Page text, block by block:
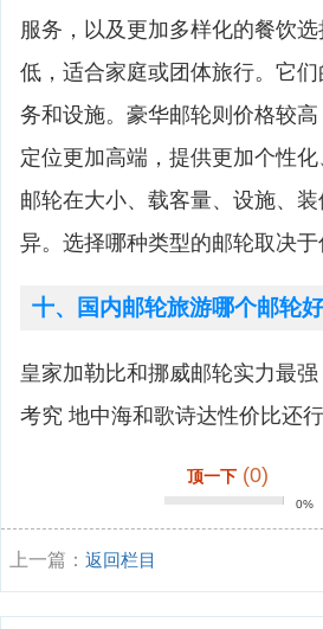
服务，以及更加多样化的餐饮
低，适合家庭或团体旅行。它
务和设施。豪华邮轮则价格较
定位更加高端，提供更加个性
邮轮在大小、载客量、设施、
异。选择哪种类型的邮轮取决
十、国内邮轮旅游哪个邮轮
皇家加勒比和挪威邮轮实力最
考究 地中海和歌诗达性价比还
顶一下 (0)
0%
上一篇： 返回栏目